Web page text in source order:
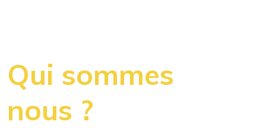
Qui sommes
nous ?